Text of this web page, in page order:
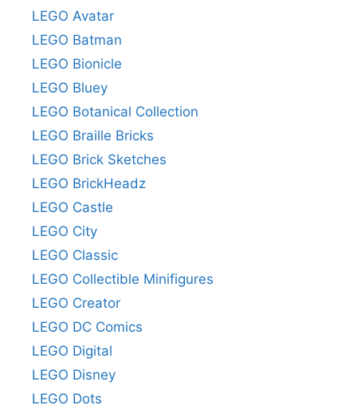
LEGO Avatar
LEGO Batman
LEGO Bionicle
LEGO Bluey
LEGO Botanical Collection
LEGO Braille Bricks
LEGO Brick Sketches
LEGO BrickHeadz
LEGO Castle
LEGO City
LEGO Classic
LEGO Collectible Minifigures
LEGO Creator
LEGO DC Comics
LEGO Digital
LEGO Disney
LEGO Dots